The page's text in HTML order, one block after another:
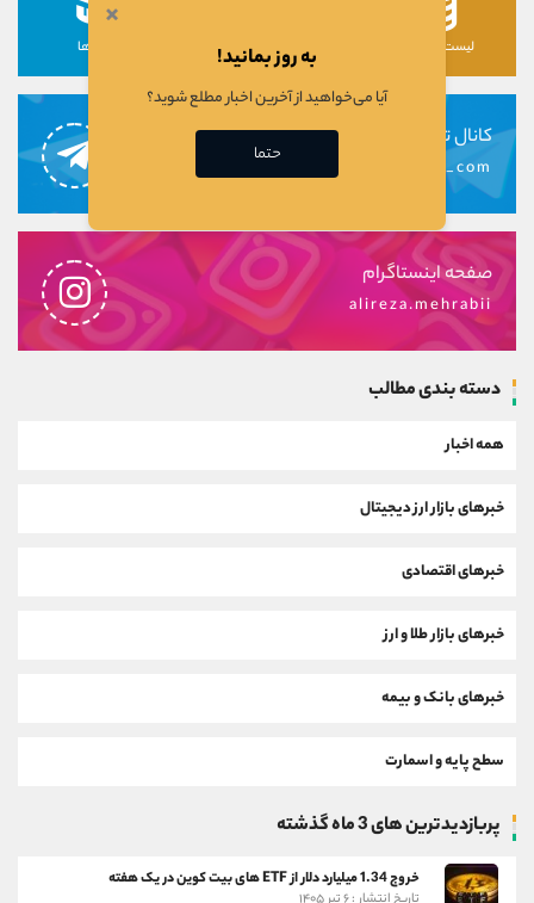
لیست رمزارزها لیست سهام ها دوره ها
کانال تلگرام
alirezamehrabi_com
صفحه اینستاگرام
alireza.mehrabii
دسته بندی مطالب
همه اخبار
خبرهای بازار ارز دیجیتال
خبرهای اقتصادی
خبرهای بازار طلا و ارز
خبرهای بانک و بیمه
سطح پایه و اسمارت
پربازدیدترین های 3 ماه گذشته
خروج 1.34 میلیارد دلار از ETF های بیت کوین در یک هفته
×
به روز بمانید!
آیا می‌خواهید از آخرین اخبار مطلع شوید؟
حتما